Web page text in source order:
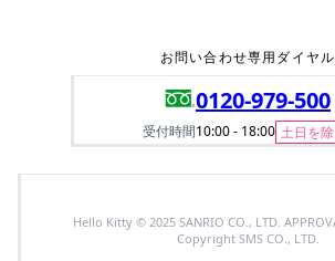
お問い合わせ専用ダイヤル
0120-979-500
受付時間10:00 - 18:00 土日を除
Hello Kitty © 2025 SANRIO CO., LTD.
Copyright SMS CO., LTD.